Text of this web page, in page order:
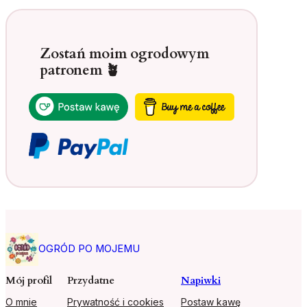
Zostań moim ogrodowym
patronem 🪴
OGRÓD PO MOJEMU
Mój profil
O mnie
Przydatne
Prywatność i cookies
Napiwki
Postaw kawę